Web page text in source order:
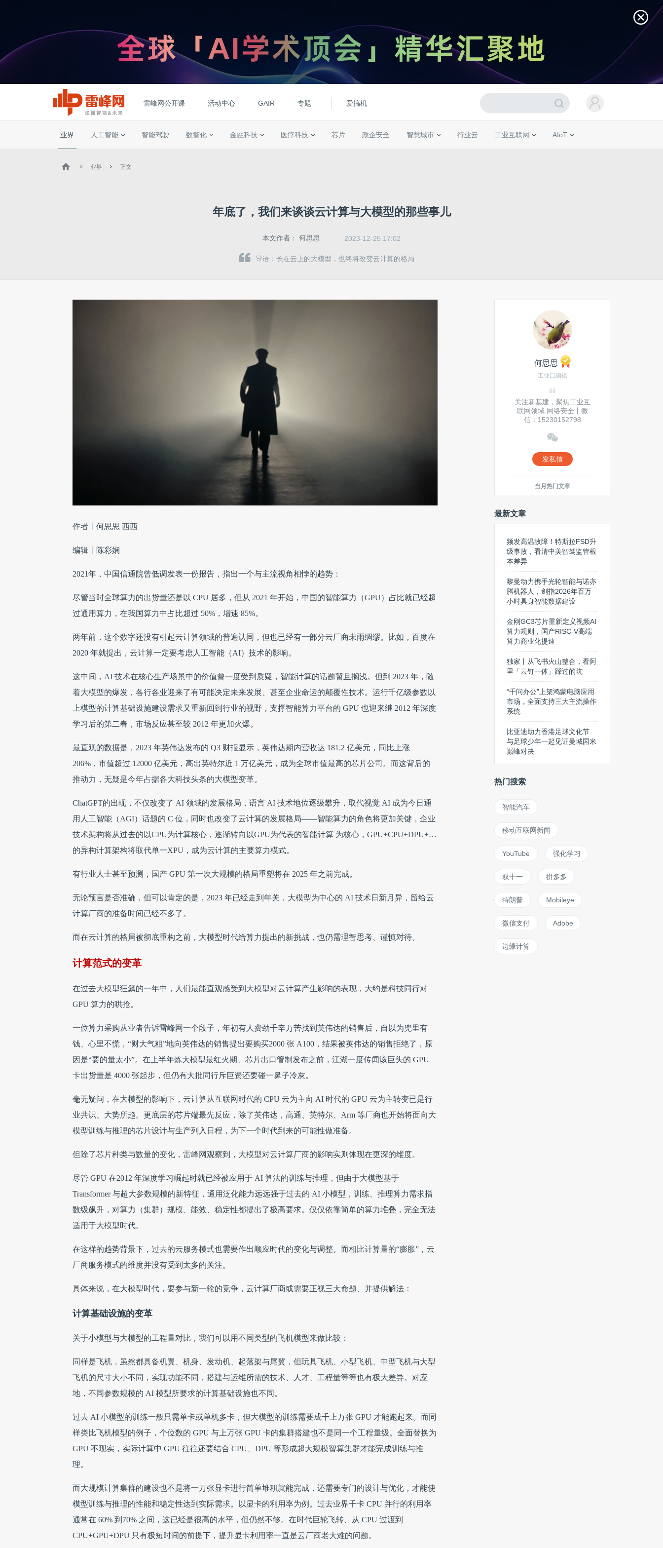
雷峰网公开课 活动中心 GAIR 专题 爱搞机
业界 人工智能 智能驾驶 数智化 金融科技 医疗科技 芯片 政企安全 智慧城市 行业云 工业互联网 AIoT
业界 正文
年底了，我们来谈谈云计算与大模型的那些事儿
本文作者： 何思思 2023-12-25 17:02
导语：长在云上的大模型，也终将改变云计算的格局
作者丨何思思 西西
编辑丨陈彩娴
2021年，中国信通院曾低调发表一份报告，指出一个与主流视角相悖的趋势：
尽管当时全球算力的出货量还是以 CPU 居多，但从 2021 年开始，中国的智能算力（GPU）占比就已经超
过通用算力，在我国算力中占比超过 50%，增速 85%。
两年前，这个数字还没有引起云计算领域的普遍认同，但也已经有一部分云厂商未雨绸缪。比如，百度在
2020 年就提出，云计算一定要考虑人工智能（AI）技术的影响。
这中间，AI 技术在核心生产场景中的价值曾一度受到质疑，智能计算的话题暂且搁浅。但到 2023 年，随
着大模型的爆发，各行各业迎来了有可能决定未来发展、甚至企业命运的颠覆性技术。运行千亿级参数以
上模型的计算基础设施建设需求又重新回到行业的视野，支撑智能算力平台的 GPU 也迎来继 2012 年深度
学习后的第二春，市场反应甚至较 2012 年更加火爆。
最直观的数据是，2023 年英伟达发布的 Q3 财报显示，英伟达期内营收达 181.2 亿美元，同比上涨
206%，市值超过 12000 亿美元，高出英特尔近 1 万亿美元，成为全球市值最高的芯片公司。而这背后的
推动力，无疑是今年占据各大科技头条的大模型变革。
ChatGPT的出现，不仅改变了 AI 领域的发展格局，语言 AI 技术地位逐级攀升，取代视觉 AI 成为今日通
用人工智能（AGI）话题的 C 位，同时也改变了云计算的发展格局——智能算力的角色将更加关键，企业
技术架构将从过去的以CPU为计算核心，逐渐转向以GPU为代表的智能计算 为核心，GPU+CPU+DPU+…
的异构计算架构将取代单一XPU，成为云计算的主要算力模式。
有行业人士甚至预测，国产 GPU 第一次大规模的格局重塑将在 2025 年之前完成。
无论预言是否准确，但可以肯定的是，2023 年已经走到年关，大模型为中心的 AI 技术日新月异，留给云
计算厂商的准备时间已经不多了。
而在云计算的格局被彻底重构之前，大模型时代给算力提出的新挑战，也仍需理智思考、谨慎对待。
计算范式的变革
在过去大模型狂飙的一年中，人们最能直观感受到大模型对云计算产生影响的表现，大约是科技同行对
GPU 算力的哄抢。
一位算力采购从业者告诉雷峰网一个段子，年初有人费劲千辛万苦找到英伟达的销售后，自以为兜里有
钱、心里不慌，“财大气粗”地向英伟达的销售提出要购买2000 张 A100，结果被英伟达的销售拒绝了，原
因是“要的量太小”。在上半年炼大模型最红火期、芯片出口管制发布之前，江湖一度传闻该巨头的 GPU
卡出货量是 4000 张起步，但仍有大批同行斥巨资还要碰一鼻子冷灰。
毫无疑问，在大模型的影响下，云计算从互联网时代的 CPU 云为主向 AI 时代的 GPU 云为主转变已是行
业共识、大势所趋。更底层的芯片端最先反应，除了英伟达，高通、英特尔、Arm 等厂商也开始将面向大
模型训练与推理的芯片设计与生产列入日程，为下一个时代到来的可能性做准备。
但除了芯片种类与数量的变化，雷峰网观察到，大模型对云计算厂商的影响实则体现在更深的维度。
尽管 GPU 在2012 年深度学习崛起时就已经被应用于 AI 算法的训练与推理，但由于大模型基于
Transformer 与超大参数规模的新特征，通用泛化能力远远强于过去的 AI 小模型，训练、推理算力需求指
数级飙升，对算力（集群）规模、能效、稳定性都提出了极高要求。仅仅依靠简单的算力堆叠，完全无法
适用于大模型时代。
在这样的趋势背景下，过去的云服务模式也需要作出顺应时代的变化与调整。而相比计算量的“膨胀”，云
厂商服务模式的维度并没有受到太多的关注。
具体来说，在大模型时代，要参与新一轮的竞争，云计算厂商或需要正视三大命题、并提供解法：
计算基础设施的变革
关于小模型与大模型的工程量对比，我们可以用不同类型的飞机模型来做比较：
同样是飞机，虽然都具备机翼、机身、发动机、起落架与尾翼，但玩具飞机、小型飞机、中型飞机与大型
飞机的尺寸大小不同，实现功能不同，搭建与运维所需的技术、人才、工程量等等也有极大差异。对应
地，不同参数规模的 AI 模型所要求的计算基础设施也不同。
过去 AI 小模型的训练一般只需单卡或单机多卡，但大模型的训练需要成千上万张 GPU 才能跑起来。而同
样类比飞机模型的例子，个位数的 GPU 与上万张 GPU 卡的集群搭建也不是同一个工程量级。全面替换为
GPU 不现实，实际计算中 GPU 往往还要结合 CPU、DPU 等形成超大规模智算集群才能完成训练与推
理。
而大规模计算集群的建设也不是将一万张显卡进行简单堆积就能完成，还需要专门的设计与优化，才能使
模型训练与推理的性能和稳定性达到实际需求。以显卡的利用率为例。过去业界千卡 CPU 并行的利用率
通常在 60% 到70% 之间，这已经是很高的水平，但仍然不够。在时代巨轮飞转、从 CPU 过渡到
CPU+GPU+DPU 只有极短时间的前提下，提升显卡利用率一直是云厂商老大难的问题。
何思思
工业口编辑
关注新基建，聚焦工业互
联网领域 网络安全丨微
信：15230152798
发私信
当月热门文章
最新文章
频发高温故障！特斯拉FSD升
级事故，看清中美智驾监管根
本差异
黎曼动力携手光轮智能与诺亦
腾机器人，剑指2026年百万
小时具身智能数据建设
金刚GC3芯片重新定义视频AI
算力规则，国产RISC-V高端
算力商业化提速
独家丨从飞书火山整合，看阿
里「云钉一体」踩过的坑
“千问办公”上架鸿蒙电脑应用
市场，全面支持三大主流操作
系统
比亚迪助力香港足球文化节
与足球少年一起见证曼城国米
巅峰对决
热门搜索
智能汽车
移动互联网新闻
YouTube 强化学习
双十一 拼多多
特朗普 Mobileye
微信支付 Adobe
边缘计算